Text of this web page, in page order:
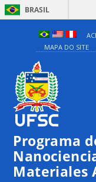
BRASIL
MAPA DO SITE
Programa
Materiales
00:00
01:00